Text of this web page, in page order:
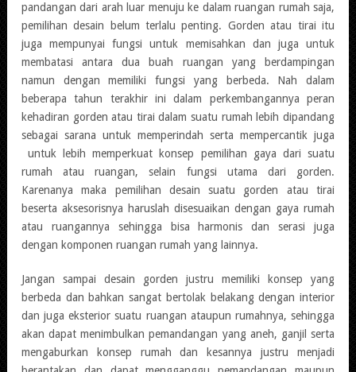
pandangan dari arah luar menuju ke dalam ruangan rumah saja,
pemilihan desain belum terlalu penting. Gorden atau tirai itu
juga mempunyai fungsi untuk memisahkan dan juga untuk
membatasi antara dua buah ruangan yang berdampingan
namun dengan memiliki fungsi yang berbeda. Nah dalam
beberapa tahun terakhir ini dalam perkembangannya peran
kehadiran gorden atau tirai dalam suatu rumah lebih dipandang
sebagai sarana untuk memperindah serta mempercantik juga
untuk lebih memperkuat konsep pemilihan gaya dari suatu
rumah atau ruangan, selain fungsi utama dari gorden.
Karenanya maka pemilihan desain suatu gorden atau tirai
beserta aksesorisnya haruslah disesuaikan dengan gaya rumah
atau ruangannya sehingga bisa harmonis dan serasi juga
dengan komponen ruangan rumah yang lainnya.
Jangan sampai desain gorden justru memiliki konsep yang
berbeda dan bahkan sangat bertolak belakang dengan interior
dan juga eksterior suatu ruangan ataupun rumahnya, sehingga
akan dapat menimbulkan pemandangan yang aneh, ganjil serta
mengaburkan konsep rumah dan kesannya justru menjadi